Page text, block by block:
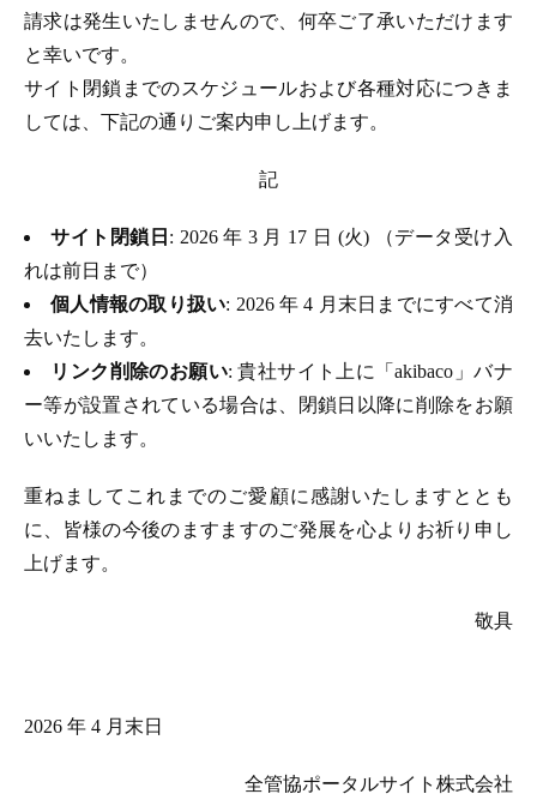
請求は発生いたしませんので、何卒ご了承いただけます
と幸いです。
サイト閉鎖までのスケジュールおよび各種対応につきま
しては、下記の通りご案内申し上げます。
記
サイト閉鎖日 : 2026 年 3 月 17 日 (火) （データ受け入
れは前日まで）
個人情報の取り扱い: 2026 年 4 月末日までにすべて消
去いたします。
リンク削除のお願い: 貴社サイト上に「akibaco」バナ
ー等が設置されている場合は、閉鎖日以降に削除をお願
いいたします。
重ねましてこれまでのご愛顧に感謝いたしますととも
に、皆様の今後のますますのご発展を心よりお祈り申し
上げます。
敬具
2026 年 4 月末日
全管協ポータルサイト株式会社